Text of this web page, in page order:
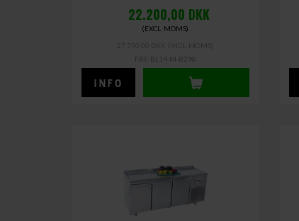
22.200,00 DKK
(EXCL. MOMS)
FRE-BL14-M-R290